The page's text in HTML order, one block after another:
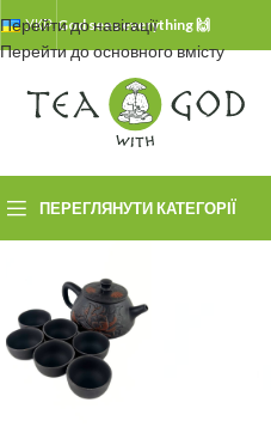
Перейти до навігації
Перейти до основного вмісту
УКР.God sees everything 🙌
ПЕРЕГЛЯНУТИ КАТЕГОРІЇ